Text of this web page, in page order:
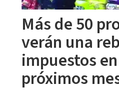
Más de 50
verán una
impuestos
próximos